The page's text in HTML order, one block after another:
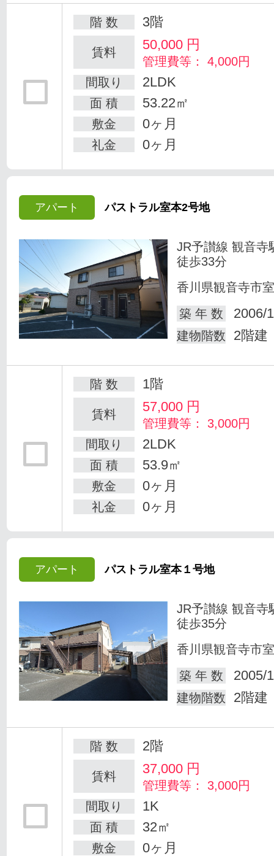
階 数 3階
賃料 50,000 円
管理費等： 4,000円
間取り
2LDK
面 積 53.22㎡
敷金 0ヶ月
礼金 0ヶ月
アパート パストラル室本2号地
JR予讃線 観音寺
徒歩33分
香川県観音寺市
築 年 数
2006/
建物階数 2階建
階 数 1階
賃料 57,000 円
管理費等： 3,000円
間取り
2LDK
面 積 53.9㎡
敷金 0ヶ月
礼金 0ヶ月
アパート パストラル室本１号地
JR予讃線 観音寺
徒歩35分
香川県観音寺市
築 年 数
2005/
建物階数 2階建
階 数 2階
賃料 37,000 円
管理費等： 3,000円
間取り
1K
面 積 32㎡
敷金 0ヶ月